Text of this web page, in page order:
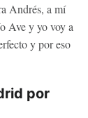
Andrés, a mí
Ave y yo voy a
y por eso
por